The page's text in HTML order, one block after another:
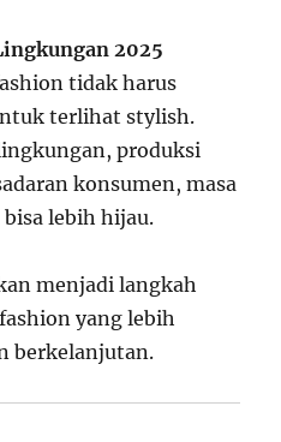
2025
tidak harus
terlihat stylish.
produksi
konsumen, masa
lebih hijau.
menjadi langkah
yang lebih
berkelanjutan.